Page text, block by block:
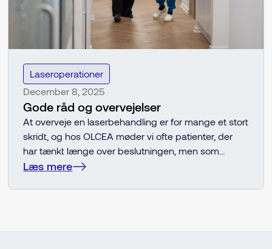
Laseroperationer
December 8, 2025
Gode råd og overvejelser
At overveje en laserbehandling er for mange et stort
skridt, og hos OLCEA møder vi ofte patienter, der
har tænkt længe over beslutningen, men som
stadig er i tvivl om, hvad de skal være
Læs mere